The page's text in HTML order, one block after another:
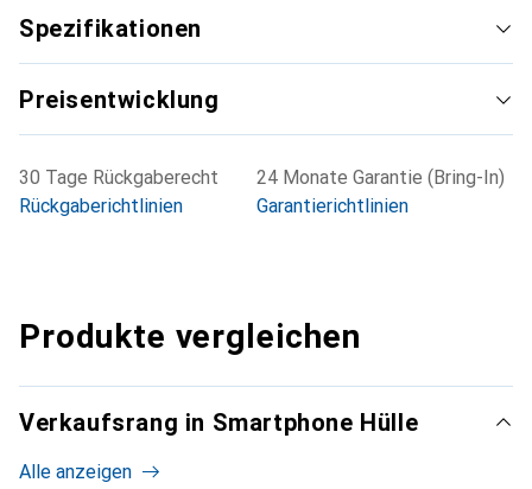
anspruchsvolle Kundschaft.
Spezifikationen
Preisentwicklung
30 Tage Rückgaberecht
Rückgaberichtlinien
24 Monate Garantie (Bring-In)
Garantierichtlinien
Produkte vergleichen
Verkaufsrang in Smartphone Hülle
Alle anzeigen